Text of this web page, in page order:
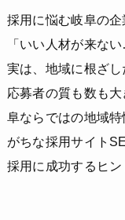
採用に悩む岐阜の
「いい人材が来な
実は、地域に根ざし
応募者の質も数も
阜ならではの地域
がちな採用サイト
採用に成功するヒ